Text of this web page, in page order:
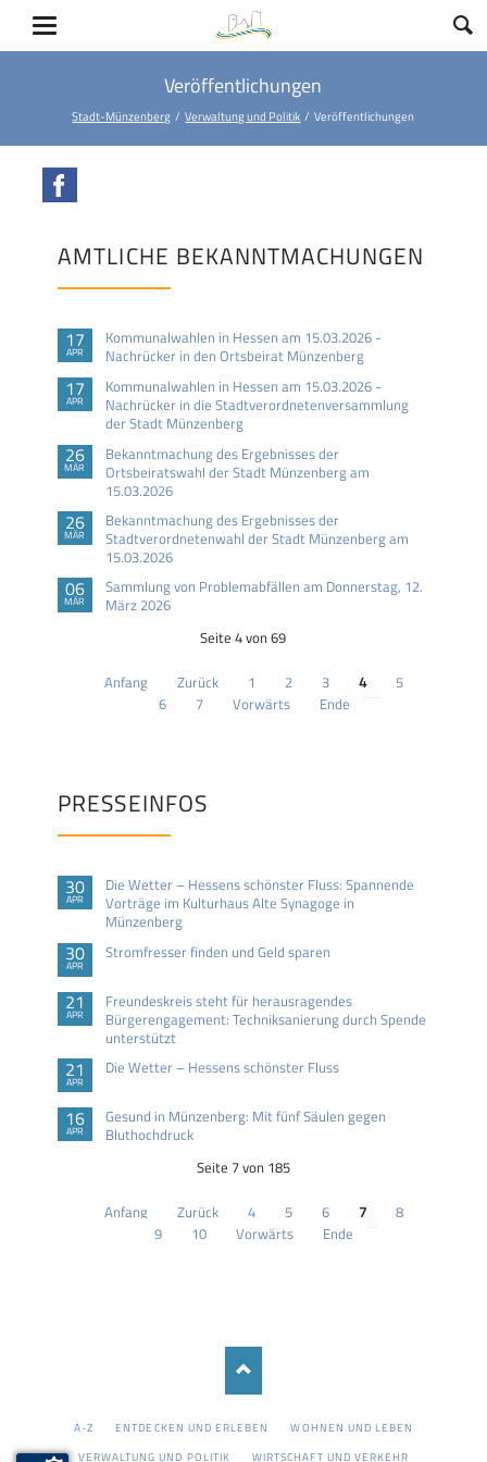
Veröffentlichungen
Stadt-Münzenberg Verwaltung und Politik Veröffentlichungen
AMTLICHE BEKANNTMACHUNGEN
17
APR
Kommunalwahlen in Hessen am 15.03.2026 -
Nachrücker in den Ortsbeirat Münzenberg
17
APR
Kommunalwahlen in Hessen am 15.03.2026 -
Nachrücker in die Stadtverordnetenversammlung
der Stadt Münzenberg
26
MÄR
Bekanntmachung des Ergebnisses der
Ortsbeiratswahl der Stadt Münzenberg am
15.03.2026
26
MÄR
Bekanntmachung des Ergebnisses der
Stadtverordnetenwahl der Stadt Münzenberg am
15.03.2026
06
MÄR
Sammlung von Problemabfällen am Donnerstag, 12.
März 2026
Seite 4 von 69
Anfang Zurück 1 2 3 4
5
6
7 Vorwärts Ende
PRESSEINFOS
30
APR
Die Wetter – Hessens schönster Fluss: Spannende
Vorträge im Kulturhaus Alte Synagoge in
Münzenberg
30
APR
Stromfresser finden und Geld sparen
21
APR
Freundeskreis steht für herausragendes
Bürgerengagement: Techniksanierung durch Spende
unterstützt
21
APR
Die Wetter – Hessens schönster Fluss
16
APR
Gesund in Münzenberg: Mit fünf Säulen gegen
Bluthochdruck
Seite 7 von 185
Anfang Zurück 4 5 6 7
8
9
10 Vorwärts Ende
NAVIGATION
A-Z ENTDECKEN UND ERLEBEN
WOHNEN UND LEBEN
VERWALTUNG UND POLITIK
WIRTSCHAFT UND VERKEHR